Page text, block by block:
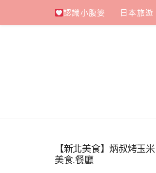
content
認識小腹婆 日本旅遊
【新北美食】炳叔烤
美食.餐廳